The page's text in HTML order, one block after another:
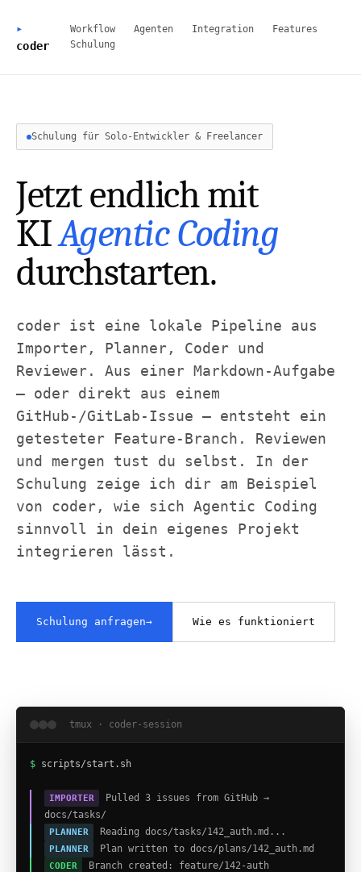
coder
Workflow Agenten Integration
Features
Schulung
Schulung für Solo-Entwickler & Freelancer
Jetzt endlich mit
KIAgentic Coding
durchstarten.
coder ist eine lokale Pipeline aus
Importer, Planner, Coder und
Reviewer. Aus einer Markdown-Aufgabe
— oder direkt aus einem
GitHub-/GitLab-Issue — entsteht ein
getesteter Feature-Branch. Reviewen
und mergen tust du selbst. In der
Schulung zeige ich dir am Beispiel
von coder, wie sich Agentic Coding
sinnvoll in dein eigenes Projekt
integrieren lässt.
Schulung anfragen→ Wie es funktioniert
tmux · coder-session
$ scripts/start.sh
IMPORTER
Pulled 3 issues from GitHub →
docs/tasks/
PLANNER Reading docs/tasks/142_auth.md...
PLANNER Plan written to docs/plans/142_auth.md
CODER Branch created: feature/142-auth